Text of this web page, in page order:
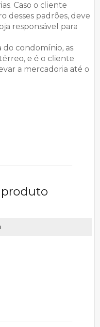
Caso o cliente
desses padrões, deve
responsável para
condomínio, as
e é o cliente
a mercadoria até o
produto